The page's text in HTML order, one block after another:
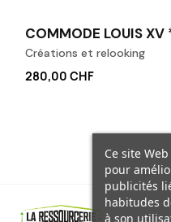
COMMODE LOUIS XV
Créations et relooking
280,00 CHF
Ce site
pour
publicités
habitudes
à son